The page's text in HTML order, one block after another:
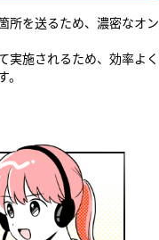
所を送るため、濃密なオン
実施されるため、効率よく